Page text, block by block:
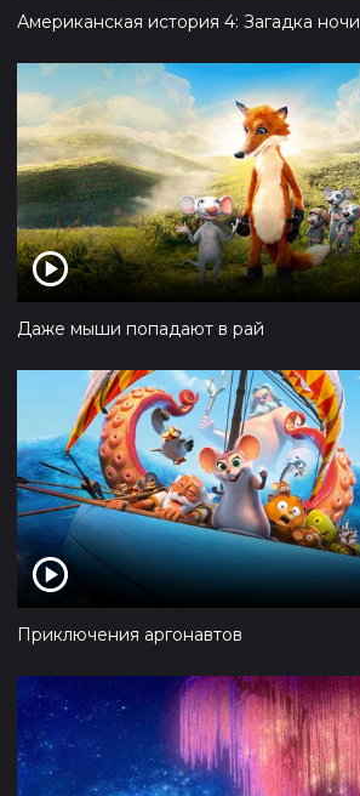
Американская история 4: Загадка ночи
Даже мыши попадают в рай
Приключения аргонавтов